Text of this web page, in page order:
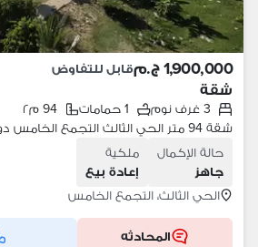
1,900,000 ج.م قابل للتفاوض
شقة
3 غرف نوم 1 حمامات
94 م٢
شقة 94 متر الحي الثالث التجمع الخامس دور الاخير
حالة الإكمال
جاهز
ملكية
إعادة بيع
الحي الثالث، التجمع الخامس
المحادثه